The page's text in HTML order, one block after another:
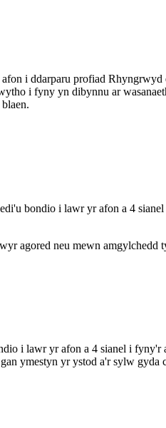
i ddarparu profiad
i fyny yn dibynnu ar
bondio i lawr yr afon a 4
agored neu mewn amgylchedd
i lawr yr afon a 4 sianel i fyny'r
ymestyn yr ystod a'r sylw gyda